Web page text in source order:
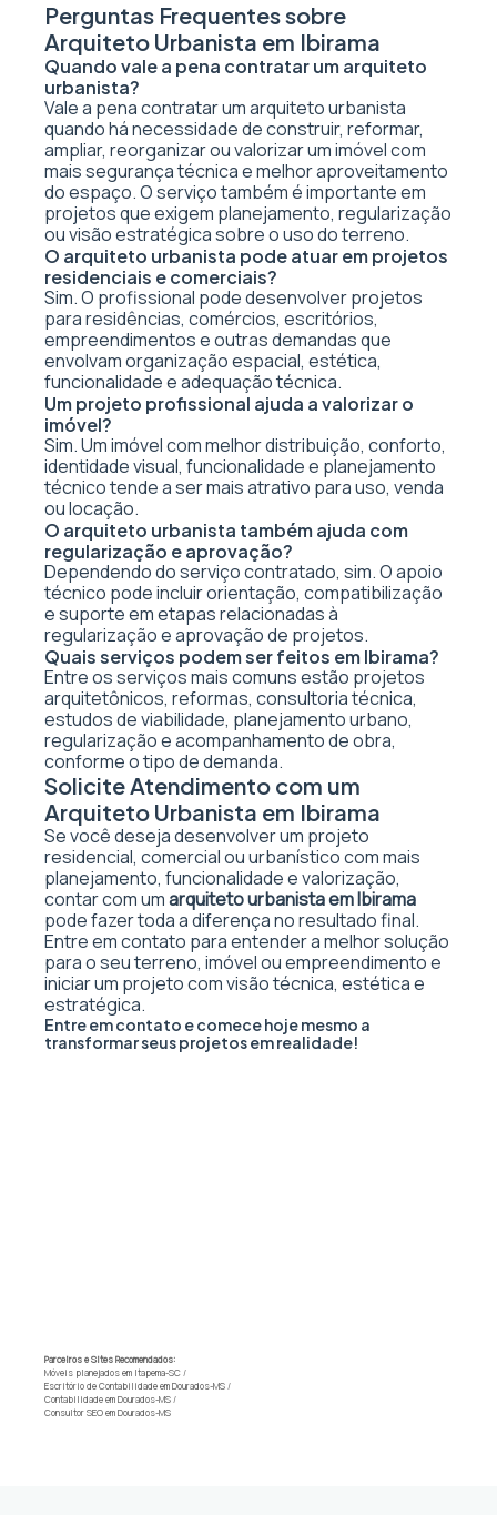
Perguntas Frequentes sobre
Arquiteto Urbanista em Ibirama
Quando vale a pena contratar um arquiteto
urbanista?
Vale a pena contratar um arquiteto urbanista
quando há necessidade de construir, reformar,
ampliar, reorganizar ou valorizar um imóvel com
mais segurança técnica e melhor aproveitamento
do espaço. O serviço também é importante em
projetos que exigem planejamento, regularização
ou visão estratégica sobre o uso do terreno.
O arquiteto urbanista pode atuar em projetos
residenciais e comerciais?
Sim. O profissional pode desenvolver projetos
para residências, comércios, escritórios,
empreendimentos e outras demandas que
envolvam organização espacial, estética,
funcionalidade e adequação técnica.
Um projeto profissional ajuda a valorizar o
imóvel?
Sim. Um imóvel com melhor distribuição, conforto,
identidade visual, funcionalidade e planejamento
técnico tende a ser mais atrativo para uso, venda
ou locação.
O arquiteto urbanista também ajuda com
regularização e aprovação?
Dependendo do serviço contratado, sim. O apoio
técnico pode incluir orientação, compatibilização
e suporte em etapas relacionadas à
regularização e aprovação de projetos.
Quais serviços podem ser feitos em Ibirama?
Entre os serviços mais comuns estão projetos
arquitetônicos, reformas, consultoria técnica,
estudos de viabilidade, planejamento urbano,
regularização e acompanhamento de obra,
conforme o tipo de demanda.
Solicite Atendimento com um
Arquiteto Urbanista em Ibirama
Se você deseja desenvolver um projeto
residencial, comercial ou urbanístico com mais
planejamento, funcionalidade e valorização,
contar com umarquiteto urbanista em Ibirama
pode fazer toda a diferença no resultado final.
Entre em contato para entender a melhor solução
para o seu terreno, imóvel ou empreendimento e
iniciar um projeto com visão técnica, estética e
estratégica.
Entre em contato e comece hoje mesmo a
transformar seus projetos em realidade!
Parceiros e Sites Recomendados:
Móveis planejados em Itapema-SC /
Escritório de Contabilidade em Dourados-MS /
Contabilidade em Dourados-MS /
Consultor SEO em Dourados-MS